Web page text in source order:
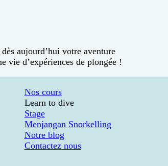
aujourd’hui votre aventure
vie d’expériences de plongée !
Nos cours
Learn to dive
Stage
Menjangan Snorkelling
Notre blog
Contactez nous